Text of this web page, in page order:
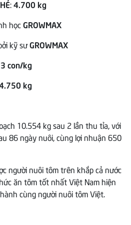
:4.700 kg
họcGROWMAX
kỹ sưGROWMAX
con/kg
kg
10.554 kg sau 2 lần thu tỉa, với
86 ngày nuôi, cùng lợi nhuận 650
người nuôi tôm trên khắp cả nước
ăn tôm tốt nhất Việt Nam hiện
cùng người nuôi tôm Việt.